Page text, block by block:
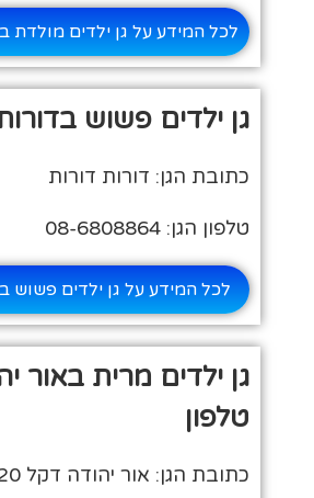
לכל המידע על גן ילדים מולדת
גן ילדים פשוש
כתובת הגן: דורות דורות
טלפון הגן: 08-6808864
לכל המידע על גן ילדים פשוש
גן ילדים מרית באור
טלפון
כתובת הגן: אור יהודה דקל 20